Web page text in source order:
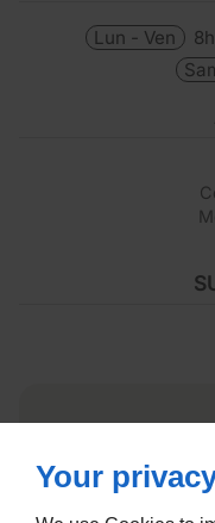
Lun - Ven
Your